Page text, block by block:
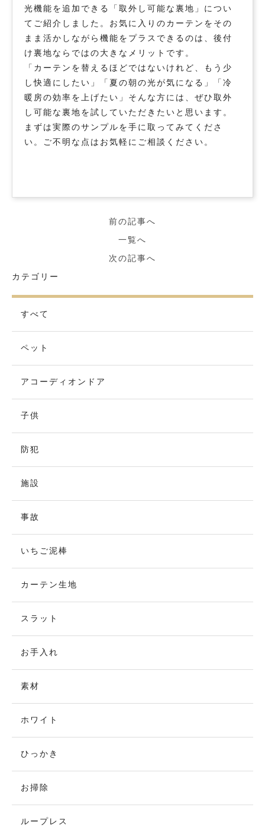
光機能を追加できる「取外し可能な裏地」につい
てご紹介しました。お気に入りのカーテンをその
まま活かしながら機能をプラスできるのは、後付
け裏地ならではの大きなメリットです。
「カーテンを替えるほどではないけれど、もう少
し快適にしたい」「夏の朝の光が気になる」「冷
暖房の効率を上げたい」そんな方には、ぜひ取外
し可能な裏地を試していただきたいと思います。
まずは実際のサンプルを手に取ってみてくださ
い。ご不明な点はお気軽にご相談ください。
前の記事へ
一覧へ
次の記事へ
カテゴリー
すべて
ペット
アコーディオンドア
子供
防犯
施設
事故
いちご泥棒
カーテン生地
スラット
お手入れ
素材
ホワイト
ひっかき
お掃除
ループレス